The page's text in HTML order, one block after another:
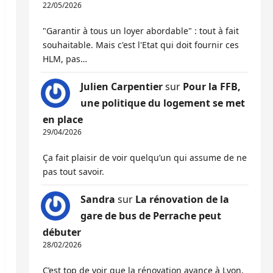
22/05/2026
"Garantir à tous un loyer abordable" : tout à fait
souhaitable. Mais c'est l'Etat qui doit fournir ces
HLM, pas…
Julien Carpentiersur Pour la FFB,
une politique du logement se met
en place
29/04/2026
Ça fait plaisir de voir quelqu’un qui assume de ne
pas tout savoir.
Sandra sur La rénovation de la
gare de bus de Perrache peut
débuter
28/02/2026
C’est top de voir que la rénovation avance à Lyon,